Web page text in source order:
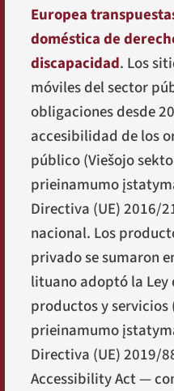
Europea
doméstica de
discapacidad. Los
móviles del sector
obligaciones desde
accesibilidad de los
público (Viešojo
prieinamumo
Directiva (UE) 2016/
nacional. Los
privado se sumaron
lituano adoptó la
productos y servicios
prieinamumo
Directiva (UE) 2019/
Accessibility Act —